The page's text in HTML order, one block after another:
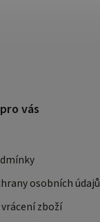
vás
osobních údajů
zboží